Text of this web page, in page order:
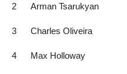
2 Arman Tsarukyan
3 Charles Oliveira
4 Max Holloway